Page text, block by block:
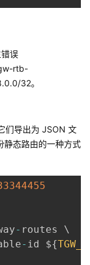
误
rtb-
32。
们导出为 JSON 文
静态路由的一种方式
- routes \
- id ${